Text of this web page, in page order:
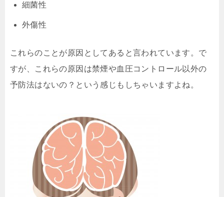
細菌性
外傷性
これらのことが原因としてあると言われています。で
すが、これらの原因は禁煙や血圧コントロール以外の
予防法はないの？という感じもしちゃいますよね。